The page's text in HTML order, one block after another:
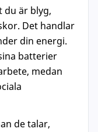
du är blyg,
Det handlar
din energi.
batterier
medan
de talar,